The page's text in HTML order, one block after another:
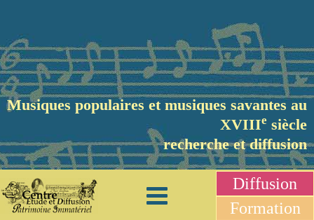
Musiques populaires et musiques savantes au
XVIIIe siècle
recherche et diffusion
Diffusion
Formation